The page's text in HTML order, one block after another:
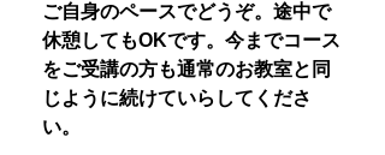
ご自身のペースでどうぞ。途中で
休憩してもOKです。今までコース
をご受講の方も通常のお教室と同
じように続けていらしてくださ
い。